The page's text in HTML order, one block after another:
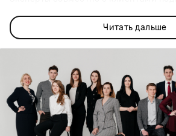
более 18 000 га.
Компания МАСON pаботает во всех
недвижимости: жилом, офисном,
гостиничном и курортном.
исследования и разработки МАCON
колоссальный интеллектуальный
оценки и прогнозирования развития
рынков недвижимости.
Читать дальше